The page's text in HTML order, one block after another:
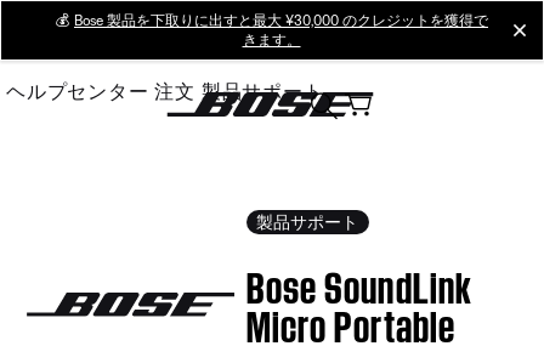
Main
💰 Bose 製品を下取りに出すと最大 ¥30,000 のクレジットを獲得で
きます。
ヘルプセンター 注文 製品サポート
製品サポート
Bose SoundLink
Micro Portable